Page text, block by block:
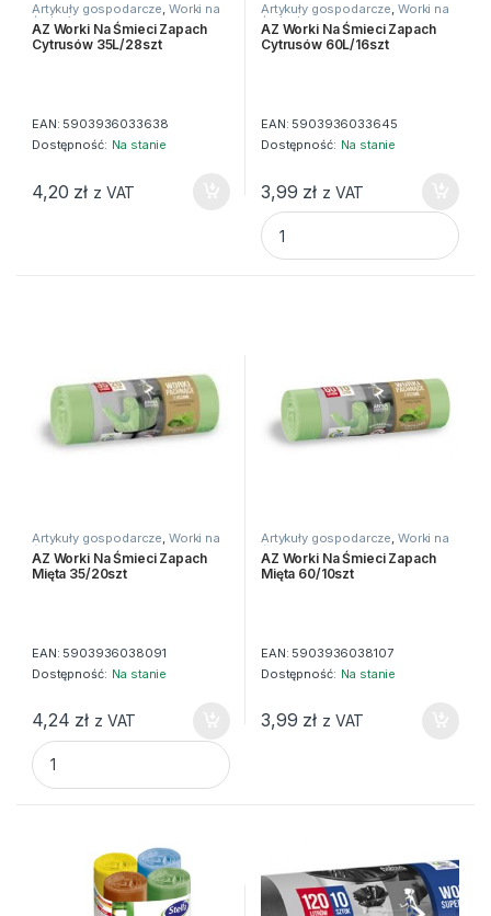
Artykuły gospodarcze, Worki na
śmieci
AZ Worki Na Śmieci Zapach
Cytrusów 35L/28szt
EAN: 5903936033638
Dostępność: Na stanie
4,20 zł z VAT
Artykuły gospodarcze, Worki na
śmieci
AZ Worki Na Śmieci Zapach
Cytrusów 60L/16szt
EAN: 5903936033645
Dostępność: Na stanie
3,99 zł z VAT
AZ Worki Na Śmieci Zapach
Artykuły gospodarcze, Worki na
śmieci
AZ Worki Na Śmieci Zapach
Mięta 35/20szt
EAN: 5903936038091
Dostępność: Na stanie
4,24 zł z VAT
AZ Worki Na Śmieci Zapach Mięta 35/20szt quantity
Artykuły gospodarcze, Worki na
śmieci
AZ Worki Na Śmieci Zapach
Mięta 60/10szt
EAN: 5903936038107
Dostępność: Na stanie
3,99 zł z VAT